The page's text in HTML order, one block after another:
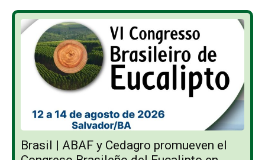
Brasil | ABAF y Cedagro promueven el